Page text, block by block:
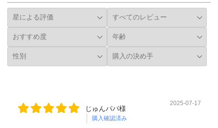
じゅんパパ様
購入確認済み
2025-07-17